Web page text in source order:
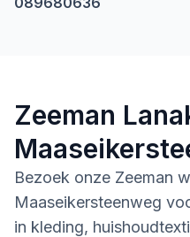
Zeeman
Bezoek onze Zeeman
Maaseikersteenweg
in kleding,